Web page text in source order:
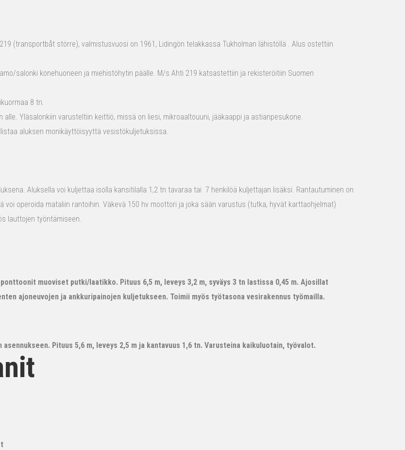
(transportbåt större), valmistusvuosi on 1961, Lidingön telakkassa Tukholman lähistöllä . Alus ostettiin
salonki konehuoneen ja miehistöhytin päälle. M/s Ahti 219 katsastettiin ja rekisteröitiin Suomen
8 tn.
Yläsalonkiin varusteltiin keittiö, missä on liesi, mikroaaltouuni, jääkaappi ja astianpesukone.
aluksen monikäyttöisyyttä vesistökuljetuksissa.
Aluksella voi kuljettaa isolla kansitilalla 1,2 tn tavaraa tai 7 henkilöä kuljettajan lisäksi. Rantautuminen on
operoida mataliin rantoihin. Väkevä 150 hv moottori ja joka sään varustus (tutka, hyvät karttaohjelmat)
lauttojen työntämiseen.
muoviset putki/laatikko. Pituus 6,5 m, leveys 3,2 m, syväys 3 tn lastissa 0,45 m. Ajosillat
ajoneuvojen ja ankkuripainojen kuljetukseen. Toimii myös työtasona vesirakennus työmailla.
Pituus 5,6 m, leveys 2,5 m ja kantavuus 1,6 tn. Varusteina kaikuluotain, työvalot.